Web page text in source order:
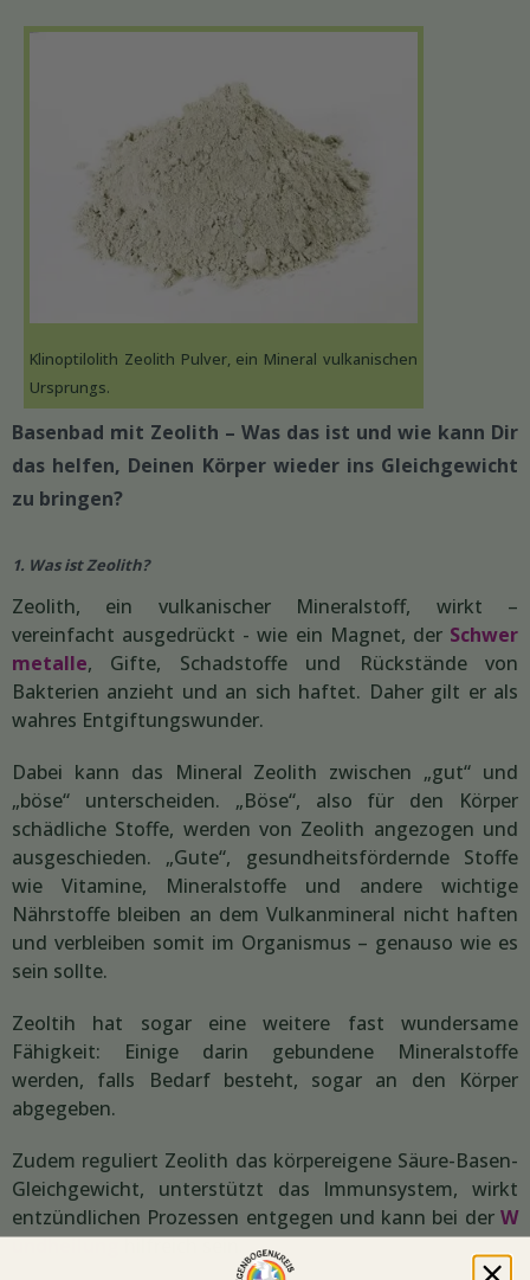
Klinoptilolith Zeolith Pulver, ein Mineral vulkanischen
Ursprungs.
Basenbad mit Zeolith – Was das ist und wie kann Dir
das helfen, Deinen Körper wieder ins Gleichgewicht
zu bringen?
1. Was ist Zeolith?
Zeolith, ein vulkanischer Mineralstoff, wirkt –
vereinfacht ausgedrückt - wie ein Magnet, der Schwer
metalle, Gifte, Schadstoffe und Rückstände von
Bakterien anzieht und an sich haftet. Daher gilt er als
wahres Entgiftungswunder.
Dabei kann das Mineral Zeolith zwischen „gut“ und
„böse“ unterscheiden. „Böse“, also für den Körper
schädliche Stoffe, werden von Zeolith angezogen und
ausgeschieden. „Gute“, gesundheitsfördernde Stoffe
wie Vitamine, Mineralstoffe und andere wichtige
Nährstoffe bleiben an dem Vulkanmineral nicht haften
und verbleiben somit im Organismus – genauso wie es
sein sollte.
Zeoltih hat sogar eine weitere fast wundersame
Fähigkeit: Einige darin gebundene Mineralstoffe
werden, falls Bedarf besteht, sogar an den Körper
abgegeben.
Zudem reguliert Zeolith das körpereigene Säure-Basen-
Gleichgewicht, unterstützt das Immunsystem, wirkt
entzündlichen Prozessen entgegen und kann bei der W
undheilunghilfreich sein.